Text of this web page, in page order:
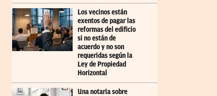
Los vecinos están
exentos de pagar las
reformas del edificio
si no están de
acuerdo y no son
requeridas según la
Ley de Propiedad
Horizontal
Una notaria sobre